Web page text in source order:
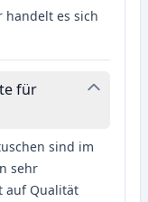
handelt es sich
für
sind im
sehr
auf Qualität